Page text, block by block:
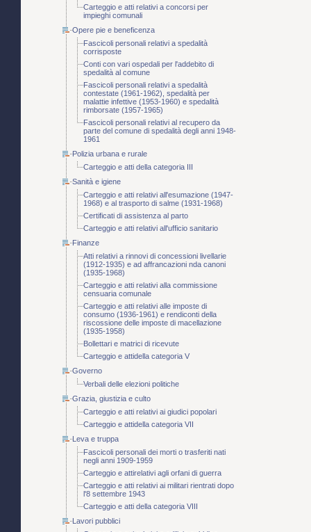
Carteggio e atti relativi a concorsi per
impieghi comunali
Opere pie e beneficenza
Fascicoli personali relativi a spedalità
corrisposte
Conti con vari ospedali per l'addebito di
spedalità al comune
Fascicoli personali relativi a spedalità
contestate (1961-1962), spedalità per
malattie infettive (1953-1960) e spedalità
rimborsate (1957-1965)
Fascicoli personali relativi al recupero da
parte del comune di spedalità degli anni 1948-
1961
Polizia urbana e rurale
Carteggio e atti della categoria III
Sanità e igiene
Carteggio e atti relativi all'esumazione (1947-
1968) e al trasporto di salme (1931-1968)
Certificati di assistenza al parto
Carteggio e atti relativi all'ufficio sanitario
Finanze
Atti relativi a rinnovi di concessioni livellarie
(1912-1935) e ad affrancazioni nda canoni
(1935-1968)
Carteggio e atti relativi alla commissione
censuaria comunale
Carteggio e atti relativi alle imposte di
consumo (1936-1961) e rendiconti della
riscossione delle imposte di macellazione
(1935-1958)
Bollettari e matrici di ricevute
Carteggio e attidella categoria V
Governo
Verbali delle elezioni politiche
Grazia, giustizia e culto
Carteggio e atti relativi ai giudici popolari
Carteggio e attidella categoria VII
Leva e truppa
Fascicoli personali dei morti o trasferiti nati
negli anni 1909-1959
Carteggio e attirelativi agli orfani di guerra
Carteggio e atti relativi ai militari rientrati dopo
l'8 settembre 1943
Carteggio e atti della categoria VIII
Lavori pubblici